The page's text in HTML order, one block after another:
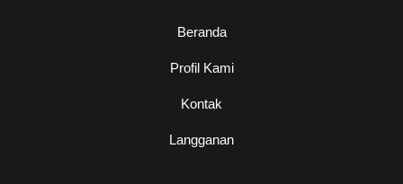
Beranda
Profil Kami
Kontak
Langganan